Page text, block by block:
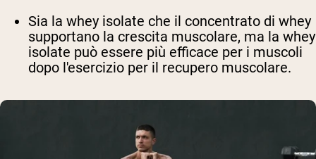
Sia la whey isolate che il concentrato di whey
supportano la crescita muscolare, ma la whey
isolate può essere più efficace per i muscoli
dopo l'esercizio per il recupero muscolare.